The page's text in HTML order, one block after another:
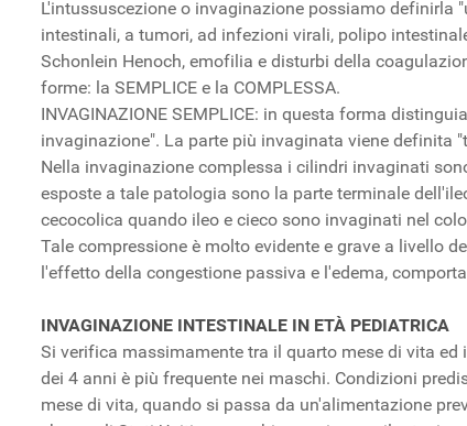
L'intussuscezione o invaginazione possiamo definirla
intestinali, a tumori, ad infezioni virali, polipo
Schonlein Henoch, emofilia e disturbi della
forme: la SEMPLICE e la COMPLESSA.
INVAGINAZIONE SEMPLICE: in questa forma
invaginazione". La parte più invaginata viene definita
Nella invaginazione complessa i cilindri invaginati
esposte a tale patologia sono la parte terminale
cecocolica quando ileo e cieco sono invaginati nel
Tale compressione è molto evidente e grave a livello
l'effetto della congestione passiva e l'edema,
INVAGINAZIONE INTESTINALE IN ETÀ PEDIATRICA
Si verifica massimamente tra il quarto mese di vita ed
dei 4 anni è più frequente nei maschi. Condizioni
mese di vita, quando si passa da un'alimentazione